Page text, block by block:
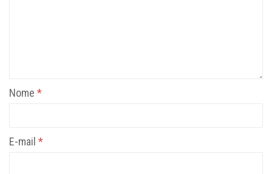
Nome *
E-mail *